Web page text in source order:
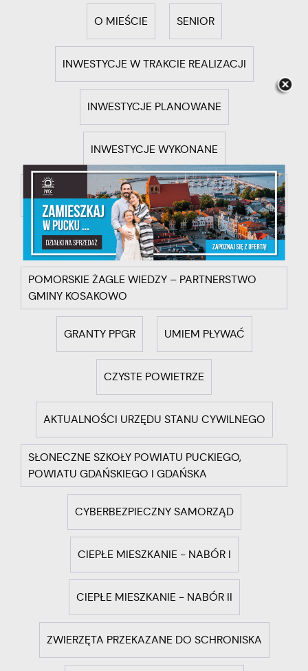
O MIEŚCIE SENIOR
INWESTYCJE W TRAKCIE REALIZACJI
INWESTYCJE PLANOWANE
INWESTYCJE WYKONANE
INWESTYCJE WYKONANE PRZY WSPARCIU
ŚRODKÓW UE
POMOC DLA UKRAINY ROWEROWY MAJ
POMORSKIE ŻAGLE WIEDZY – PARTNERSTWO
GMINY KOSAKOWO
GRANTY PPGR UMIEM PŁYWAĆ
CZYSTE POWIETRZE
AKTUALNOŚCI URZĘDU STANU CYWILNEGO
SŁONECZNE SZKOŁY POWIATU PUCKIEGO,
POWIATU GDAŃSKIEGO I GDAŃSKA
CYBERBEZPIECZNY SAMORZĄD
CIEPŁE MIESZKANIE - NABÓR I
CIEPŁE MIESZKANIE - NABÓR II
ZWIERZĘTA PRZEKAZANE DO SCHRONISKA